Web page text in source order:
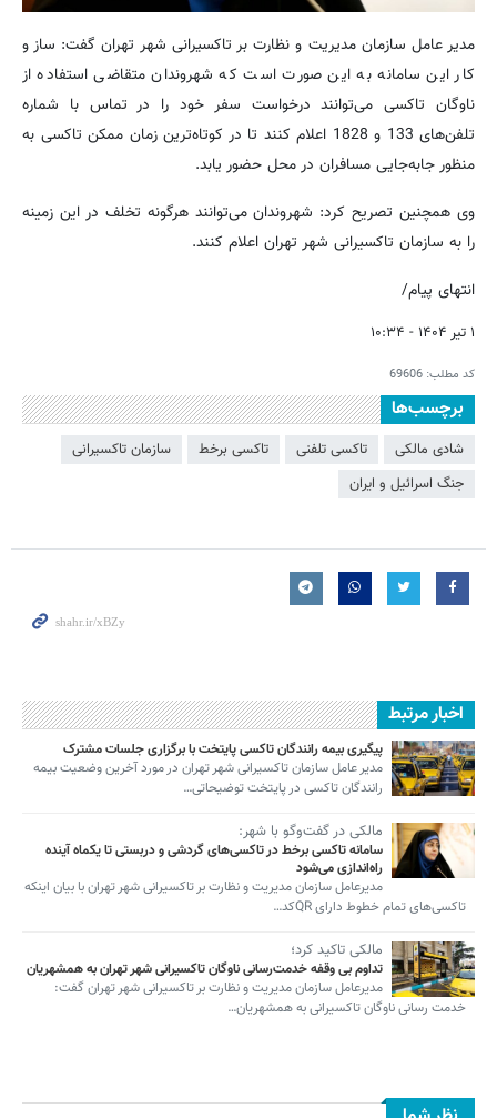
مدیر عامل سازمان مدیریت و نظارت بر تاکسیرانی شهر تهران گفت: ساز و
کار این سامانه به این صورت است که شهروندان متقاضی استفاده از
ناوگان تاکسی می‌توانند درخواست سفر خود را در تماس با شماره
تلفن‌های 133 و 1828 اعلام کنند تا در کوتاه‌ترین زمان ممکن تاکسی به
منظور جابه‌جایی مسافران در محل حضور یابد.
وی همچنین تصریح کرد: شهروندان می‌توانند هرگونه تخلف در این زمینه
را به سازمان تاکسیرانی شهر تهران اعلام کنند.
انتهای پیام/
۱ تیر ۱۴۰۴ - ۱۰:۳۴
کد مطلب: 69606
برچسب‌ها
شادی مالکی تاکسی تلفنی تاکسی برخط
سازمان تاکسیرانی
جنگ اسرائیل و ایران
اخبار مرتبط
پیگیری بیمه رانندگان تاکسی پایتخت با برگزاری جلسات مشترک
مدیر عامل سازمان تاکسیرانی شهر تهران در مورد آخرین وضعیت بیمه
رانندگان تاکسی در پایتخت توضیحاتی…
مالکی در گفت‌وگو با شهر:
سامانه تاکسی برخط در تاکسی‌های گردشی و دربستی تا یکماه آینده
راه‌اندازی می‌شود
مدیرعامل سازمان مدیریت و نظارت بر تاکسیرانی شهر تهران با بیان اینکه
تاکسی‌های تمام خطوط دارای QRکد…
مالکی تاکید کرد؛
تداوم بی وقفه خدمت‌رسانی ناوگان تاکسیرانی شهر تهران به همشهریان
مدیرعامل سازمان مدیریت و نظارت بر تاکسیرانی شهر تهران گفت:
خدمت رسانی ناوگان تاکسیرانی به همشهریان…